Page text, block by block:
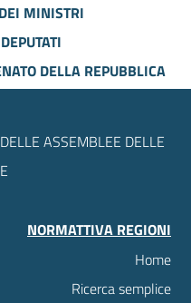
MINISTRI
DELLA REPUBBLICA
ASSEMBLEE DELLE
NORMATTIVA REGIONI
Home
Ricerca semplice